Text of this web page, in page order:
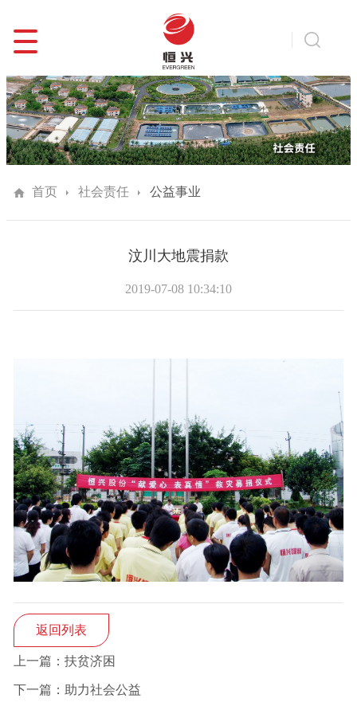
首页 社会责任 公益事业
汶川大地震捐款
2019-07-08 10:34:10
返回列表
上一篇：扶贫济困
下一篇：助力社会公益